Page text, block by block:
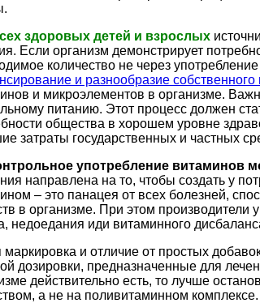
здоровых детей и взрослых
Если организм демонстрирует
количество не через
и разнообразие
и микроэлементов в организме.
питанию. Этот процесс должен
общества в хорошем уровне
затраты государственных и частных
употребление витаминов
направлена на то, чтобы создать у
– это панацея от всех болезней,
в организме. При этом производители
недоедания иди витаминного
и отличие от простых
дозировки, предназначенные для
действительно есть, то лучше
а не на поливитаминном комплексе.